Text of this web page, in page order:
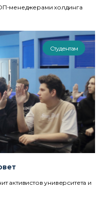
менеджерами холдинга
Студентам
активистов университета и